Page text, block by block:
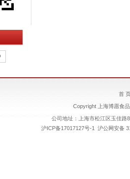
首
Copyright 上海博愿食
公司地址：上海市松江区玉佳路
沪ICP备17017127号-1
沪公网安备